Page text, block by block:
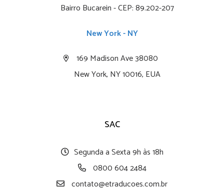
Bairro Bucarein - CEP: 89.202-207
New York - NY
169 Madison Ave 38080
New York, NY 10016, EUA
SAC
Segunda a Sexta 9h às 18h
0800 604 2484
contato@etraducoes.com.br